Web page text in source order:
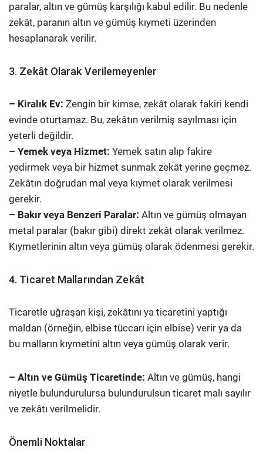
paralar, altın ve gümüş karşılığı kabul edilir. Bu nedenle
zekât, paranın altın ve gümüş kıymeti üzerinden
hesaplanarak verilir.
3. Zekât Olarak Verilemeyenler
– Kiralık Ev: Zengin bir kimse, zekât olarak fakiri kendi
evinde oturtamaz. Bu, zekâtın verilmiş sayılması için
yeterli değildir.
– Yemek veya Hizmet: Yemek satın alıp fakire
yedirmek veya bir hizmet sunmak zekât yerine geçmez.
Zekâtın doğrudan mal veya kıymet olarak verilmesi
gerekir.
– Bakır veya Benzeri Paralar: Altın ve gümüş olmayan
metal paralar (bakır gibi) direkt zekât olarak verilmez.
Kıymetlerinin altın veya gümüş olarak ödenmesi gerekir.
4. Ticaret Mallarından Zekât
Ticaretle uğraşan kişi, zekâtını ya ticaretini yaptığı
maldan (örneğin, elbise tüccarı için elbise) verir ya da
bu malların kıymetini altın veya gümüş olarak verir.
– Altın ve Gümüş Ticaretinde: Altın ve gümüş, hangi
niyetle bulundurulursa bulundurulsun ticaret malı sayılır
ve zekâtı verilmelidir.
Önemli Noktalar